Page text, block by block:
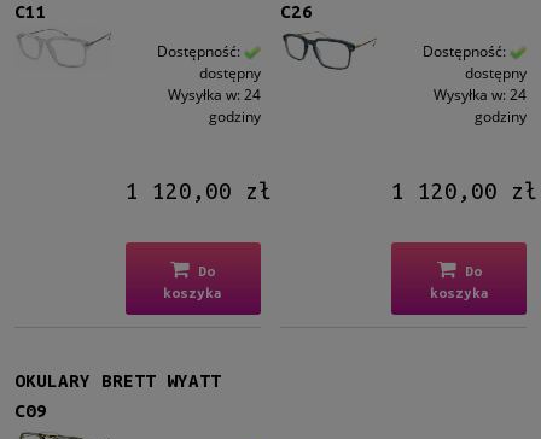
C11
Dostępność:
dostępny
Wysyłka w: 24
godziny
1 120,00 zł
Do
koszyka
C26
Dostępność:
dostępny
Wysyłka w: 24
godziny
1 120,00 zł
Do
koszyka
OKULARY BRETT WYATT
C09